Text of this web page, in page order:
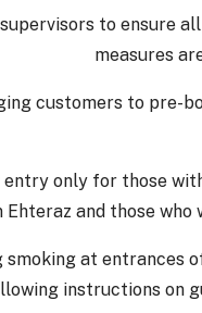
supervisors to ensure
measures
customers to pre-
entry only for those
Ehteraz and those who
smoking at entrances
instructions on